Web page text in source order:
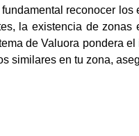
reconocer
la existencia de
de Valuora pondera
similares en tu zona,